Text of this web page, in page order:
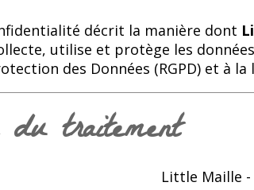
décrit la manière dont
utilise et protège les
des Données (RGPD) et à
traitement
Little Maille